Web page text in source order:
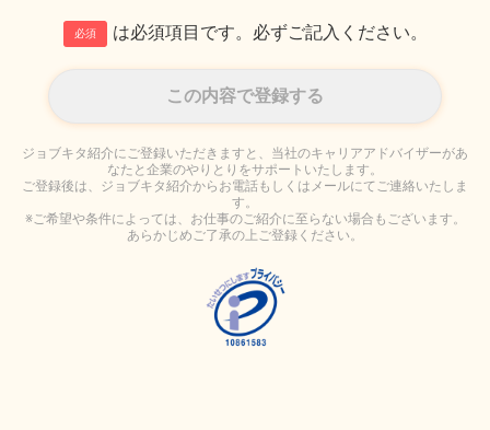
必須 は必須項目です。必ずご記入ください。
ジョブキタ紹介にご登録いただきますと、当社のキャリアアドバイザーがあ
なたと企業のやりとりをサポートいたします。
ご登録後は、ジョブキタ紹介からお電話もしくはメールにてご連絡いたしま
す。
※ご希望や条件によっては、お仕事のご紹介に至らない場合もございます。
あらかじめご了承の上ご登録ください。